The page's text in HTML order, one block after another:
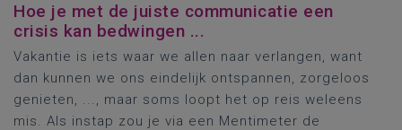
Hoe je met de juiste communicatie een
crisis kan bedwingen ...
Vakantie is iets waar we allen naar verlangen, want
dan kunnen we ons eindelijk ontspannen, zorgeloos
genieten, ..., maar soms loopt het op reis weleens
mis. Als instap zou je via een Mentimeter de